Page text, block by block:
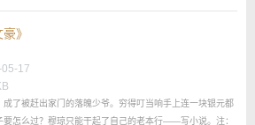
》
17
成了被赶出家门的落魄少爷。穷得叮当响手上连一块银元都
怎么过？穆琼只能干起了自己的老本行——写小说。注：